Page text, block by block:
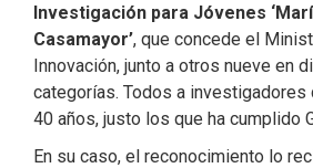
Investigación para Jóvenes
Casamayor’, que concede el
Innovación, junto a otros nueve en
categorías. Todos a investigadores
40 años, justo los que ha cumplido
En su caso, el reconocimiento lo